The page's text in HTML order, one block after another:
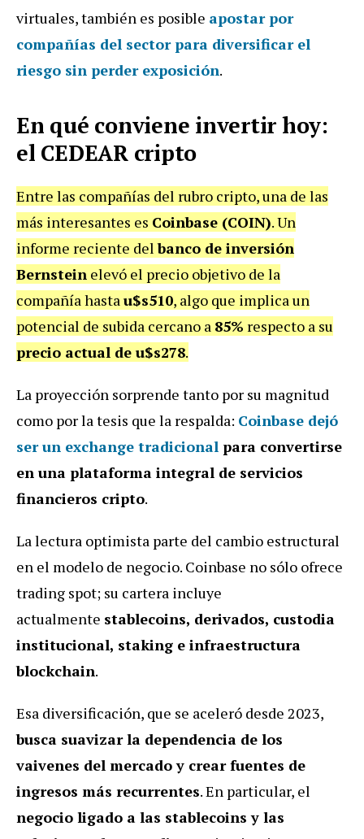
virtuales, también es posible apostar por
compañías del sector para diversificar el
riesgo sin perder exposición.
En qué conviene invertir hoy:
el CEDEAR cripto
Entre las compañías del rubro cripto, una de las
más interesantes es Coinbase (COIN). Un
informe reciente delbanco de inversión
Bernstein elevó el precio objetivo de la
compañía hastau$s510, algo que implica un
potencial de subida cercano a 85% respecto a su
precio actual de u$s278.
La proyección sorprende tanto por su magnitud
como por la tesis que la respalda: Coinbase dejó
ser un exchange tradicional para convertirse
en una plataforma integral de servicios
financieros cripto.
La lectura optimista parte del cambio estructural
en el modelo de negocio. Coinbase no sólo ofrece
trading spot; su cartera incluye
actualmente stablecoins, derivados, custodia
institucional, staking e infraestructura
blockchain.
Esa diversificación, que se aceleró desde 2023,
busca suavizar la dependencia de los
vaivenes del mercado y crear fuentes de
ingresos más recurrentes. En particular, el
negocio ligado a las stablecoins y las